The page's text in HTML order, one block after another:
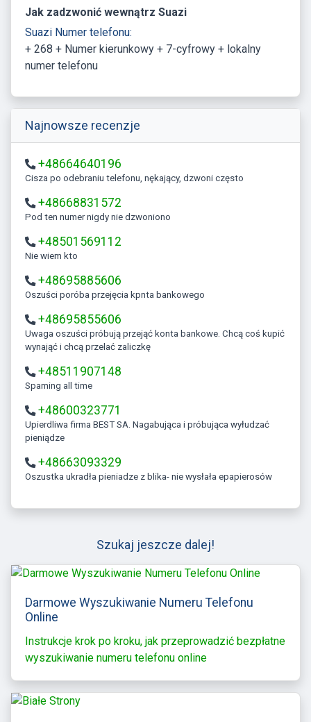
Jak zadzwonić wewnątrz Suazi
Suazi Numer telefonu:
+ 268 + Numer kierunkowy + 7-cyfrowy + lokalny
numer telefonu
Najnowsze recenzje
+48664640196
Cisza po odebraniu telefonu, nękający, dzwoni często
+48668831572
Pod ten numer nigdy nie dzwoniono
+48501569112
Nie wiem kto
+48695885606
Oszuści poróba przejęcia kpnta bankowego
+48695855606
Uwaga oszuści próbują przejąć konta bankowe. Chcą coś kupić
wynająć i chcą przelać zaliczkę
+48511907148
Spaming all time
+48600323771
Upierdliwa firma BEST SA. Nagabująca i próbująca wyłudzać
pieniądze
+48663093329
Oszustka ukradła pieniadze z blika- nie wysłała epapierosów
Szukaj jeszcze dalej!
Darmowe Wyszukiwanie Numeru Telefonu
Online
Instrukcje krok po kroku, jak przeprowadzić bezpłatne
wyszukiwanie numeru telefonu online